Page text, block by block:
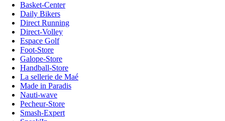
Basket-Center
Daily Bikers
Direct Running
Direct-Volley
Espace Golf
Foot-Store
Galope-Store
Handball-Store
La sellerie de Maé
Made in Paradis
Nauti-wave
Pecheur-Store
Smash-Expert